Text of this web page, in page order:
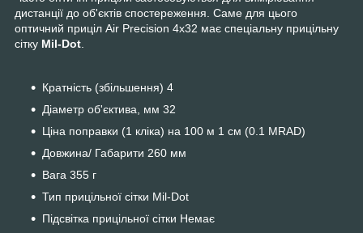
дистанції до об'єктів спостереження. Саме для цього
оптичний приціл Air Precision 4х32 має спеціальну прицільну
сітку Mil-Dot.
Кратність (збільшення) 4
Діаметр об'єктива, мм 32
Ціна поправки (1 кліка) на 100 м 1 см (0.1 MRAD)
Довжина/ Габарити 260 мм
Вага 355 г
Тип прицільної сітки Mil-Dot
Підсвітка прицільної сітки Немає